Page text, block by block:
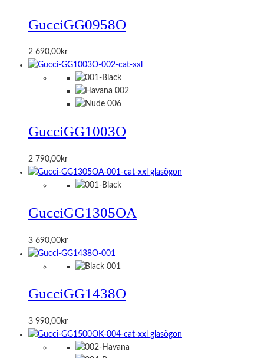
GucciGG0958O
2 690,00kr
GucciGG1003O
2 790,00kr
GucciGG1305OA
3 690,00kr
GucciGG1438O
3 990,00kr